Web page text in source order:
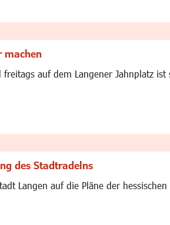
machen
freitags auf dem Langener Jahnplatz
des Stadtradelns
Langen auf die Pläne der